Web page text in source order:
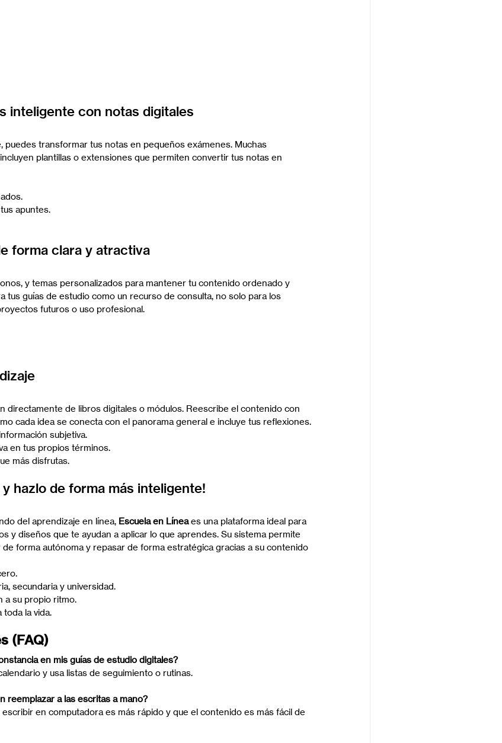
inteligente con notas digitales
puedes transformar tus notas en pequeños exámenes. Muchas
plantillas o extensiones que permiten convertir tus notas en
apuntes.
forma clara y atractiva
y temas personalizados para mantener tu contenido ordenado y
tus guías de estudio como un recurso de consulta, no solo para los
futuros o uso profesional.
directamente de libros digitales o módulos. Reescribe el contenido con
cada idea se conecta con el panorama general e incluye tus reflexiones.
subjetiva.
en tus propios términos.
más disfrutas.
y hazlo de forma más inteligente!
del aprendizaje en línea, Escuela en Línea es una plataforma ideal para
y diseños que te ayudan a aplicar lo que aprendes. Su sistema permite
forma autónoma y repasar de forma estratégica gracias a su contenido
secundaria y universidad.
a su propio ritmo.
toda la vida.
(FAQ)
en mis guías de estudio digitales?
y usa listas de seguimiento o rutinas.
reemplazar a las escritas a mano?
en computadora es más rápido y que el contenido es más fácil de